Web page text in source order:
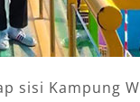
sisi Kampung